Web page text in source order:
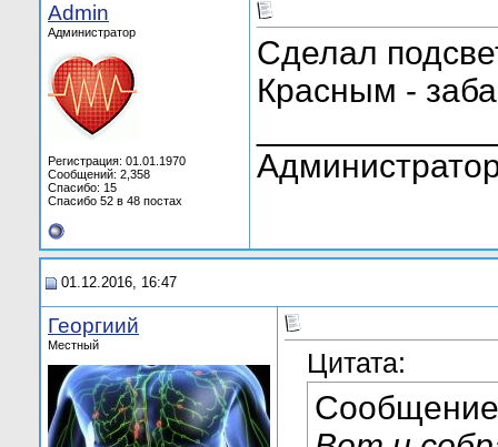
Admin
Администратор
Регистрация: 01.01.1970
Сообщений: 2,358
Спасибо: 15
Спасибо 52 в 48 постах
Сделал
Красным -
01.12.2016, 16:47
Георгиий
Местный
Цитата: